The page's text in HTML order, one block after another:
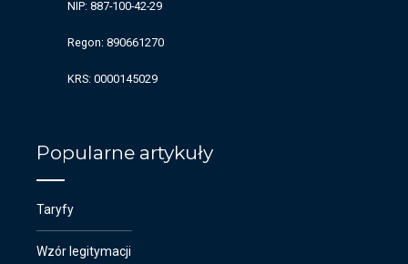
NIP: 887-100-42-29
Regon: 890661270
KRS: 0000145029
Popularne artykuły
Taryfy
Wzór legitymacji